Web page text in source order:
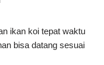
ikan koi tepat waktu
bisa datang sesuai